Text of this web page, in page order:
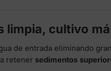
limpia, cultivo
de entrada eliminando
retener sedimentos